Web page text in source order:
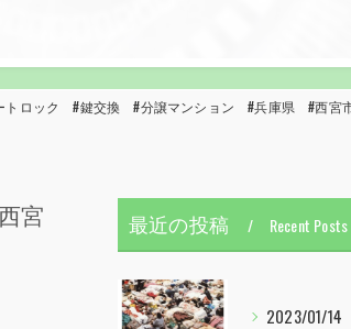
ロック #鍵交換 #分譲マンション #兵庫県 #西宮
宮
最近の投稿 Recent Posts
2023/01/14